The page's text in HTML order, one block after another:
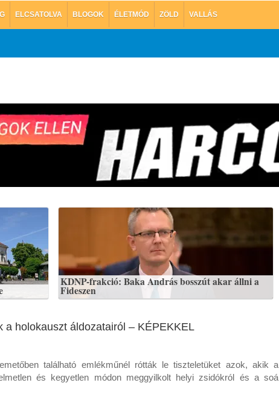
ELCSATOLVA BLOGOK ÉLETMÓD ZÖLD VALLÁS
KDNP-frakció: Baka András bosszút akar állni a
Fideszen
a holokauszt áldozatairól – KÉPEKKEL
található emlékműnél rótták le tiszteletüket azok, akik a
és kegyetlen módon meggyilkolt helyi zsidókról és a soá